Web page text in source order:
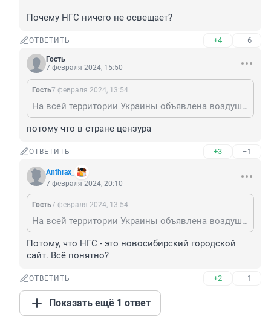
Почему НГС ничего не освещает?
ОТВЕТИТЬ +4 –6
Гость
7 февраля 2024, 15:50
Гость7 февраля 2024, 13:54
На всей территории Украины объявлена воздушная тревога, гремят множественные взрывы 👍💥 ▪ Прилёты в Николаеве и Харькове. ▪ По словам мэра Киева, несколько взрывов прозвучало в Киеве. ▪ Также украинские СМИ пишут о взрывах в Днепропетровске и Харьковской области. ▪ Кроме того, сообщается о взрывах в городах Дрогобыч и Самбор во Львовской области. ▪ Новые взрывы раздались в Киеве и Ивано-Франковске. Почему НГС ничего не освещает?
потому что в стране цензура
ОТВЕТИТЬ +3 –1
Anthrax_
7 февраля 2024, 20:10
Гость7 февраля 2024, 13:54
На всей территории Украины объявлена воздушная тревога, гремят множественные взрывы 👍💥 ▪ Прилёты в Николаеве и Харькове. ▪ По словам мэра Киева, несколько взрывов прозвучало в Киеве. ▪ Также украинские СМИ пишут о взрывах в Днепропетровске и Харьковской области. ▪ Кроме того, сообщается о взрывах в городах Дрогобыч и Самбор во Львовской области. ▪ Новые взрывы раздались в Киеве и Ивано-Франковске. Почему НГС ничего не освещает?
Потому, что НГС - это новосибирский городской
сайт. Всё понятно?
ОТВЕТИТЬ +2 –1
Показать ещё 1 ответ